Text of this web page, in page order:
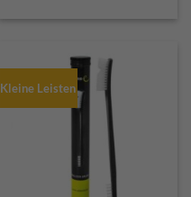
Kleine Leisten